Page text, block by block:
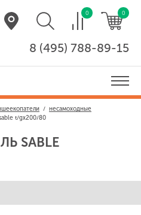
0 0
8 (495) 788-89-15
/ несамоходные
t/gx200/80
SABLE